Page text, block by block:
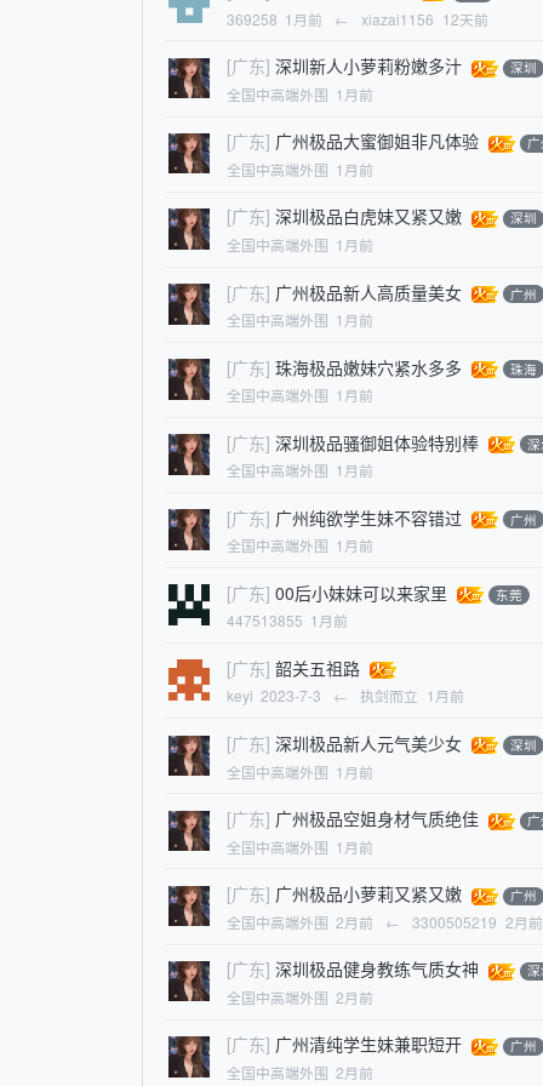
369258 1月前 ← xiazai1156 12天前
[广东] 深圳新人小萝莉粉嫩多汁 深圳
全国中高端外围 1月前
[广东] 广州极品大蜜御姐非凡体验
全国中高端外围 1月前
[广东] 深圳极品白虎妹又紧又嫩 深圳
全国中高端外围 1月前
[广东] 广州极品新人高质量美女 广州
全国中高端外围 1月前
[广东] 珠海极品嫩妹穴紧水多多 珠海
全国中高端外围 1月前
[广东] 深圳极品骚御姐体验特别棒
全国中高端外围 1月前
[广东] 广州纯欲学生妹不容错过 广州
全国中高端外围 1月前
[广东] 00后小妹妹可以来家里 东莞
447513855 1月前
[广东] 韶关五祖路
keyi 2023-7-3 ← 执剑而立 1月前
[广东] 深圳极品新人元气美少女 深圳
全国中高端外围 1月前
[广东] 广州极品空姐身材气质绝佳
全国中高端外围 1月前
[广东] 广州极品小萝莉又紧又嫩 广州
全国中高端外围 2月前 ← 3300505219 2月前
[广东] 深圳极品健身教练气质女神
全国中高端外围 2月前
[广东] 广州清纯学生妹兼职短开 广州
全国中高端外围 2月前